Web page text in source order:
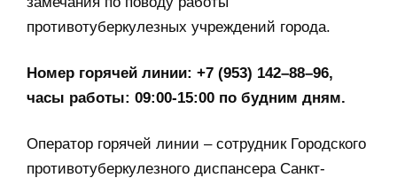
противотуберкулезных учреждений города.
Номер горячей линии: +7 (953) 142–88–96,
часы работы: 09:00-15:00 по будним дням.
Оператор горячей линии – сотрудник Городского
противотуберкулезного диспансера Санкт-